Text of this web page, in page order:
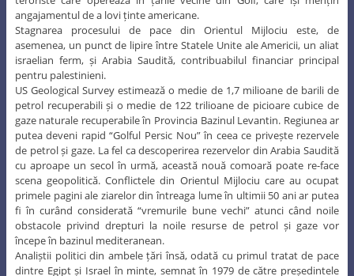
angajamentul de a lovi ținte americane.
Stagnarea procesului de pace din Orientul Mijlociu este, de
asemenea, un punct de lipire între Statele Unite ale Americii, un aliat
israelian ferm, și Arabia Saudită, contribuabilul financiar principal
pentru palestinieni.
US Geological Survey estimează o medie de 1,7 milioane de barili de
petrol recuperabili și o medie de 122 trilioane de picioare cubice de
gaze naturale recuperabile în Provincia Bazinul Levantin. Regiunea ar
putea deveni rapid “Golful Persic Nou” în ceea ce privește rezervele
de petrol și gaze. La fel ca descoperirea rezervelor din Arabia Saudită
cu aproape un secol în urmă, această nouă comoară poate re-face
scena geopolitică. Conflictele din Orientul Mijlociu care au ocupat
primele pagini ale ziarelor din întreaga lume în ultimii 50 ani ar putea
fi în curând considerată “vremurile bune vechi” atunci când noile
obstacole privind drepturi la noile resurse de petrol și gaze vor
începe în bazinul mediteranean.
Analiștii politici din ambele țări însă, odată cu primul tratat de pace
dintre Egipt și Israel în minte, semnat în 1979 de către președintele